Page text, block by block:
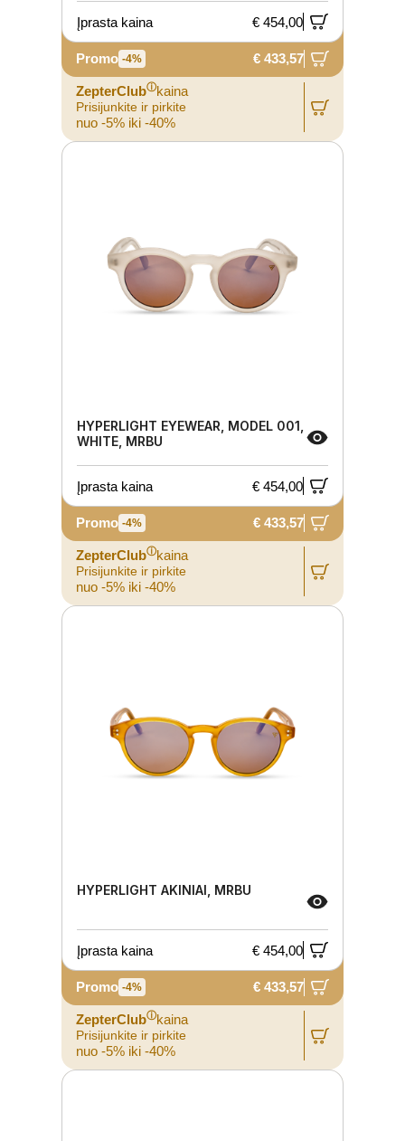
Įprasta kaina € 454,00
Promo -4% € 433,57
ZepterClubⓘkaina
Prisijunkite ir pirkite
nuo -5% iki -40%
HYPERLIGHT EYEWEAR, MODEL 001,
WHITE, MRBU
Įprasta kaina € 454,00
Promo -4% € 433,57
ZepterClubⓘkaina
Prisijunkite ir pirkite
nuo -5% iki -40%
HYPERLIGHT AKINIAI, MRBU
Įprasta kaina € 454,00
Promo -4% € 433,57
ZepterClubⓘkaina
Prisijunkite ir pirkite
nuo -5% iki -40%